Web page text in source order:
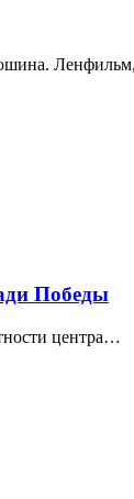
Победы
центра…